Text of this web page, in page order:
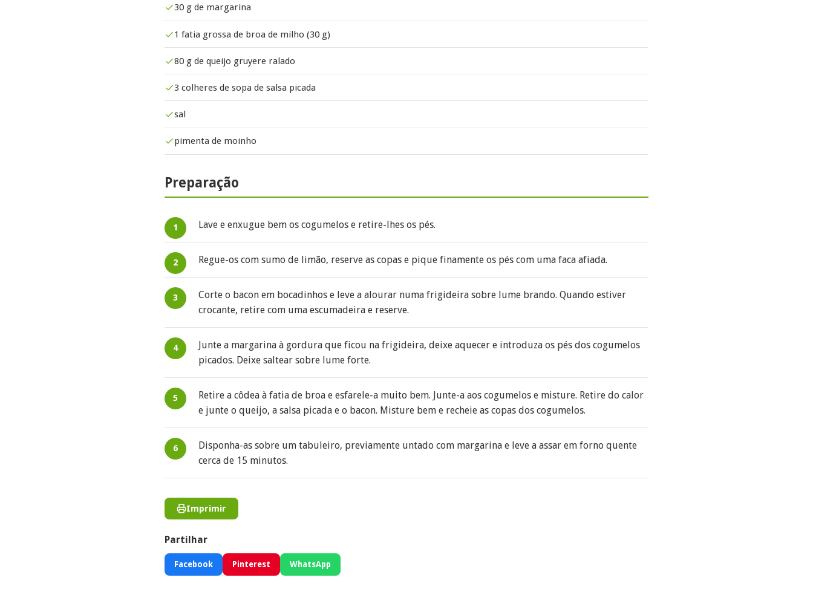
30 g de margarina
1 fatia grossa de broa de milho (30 g)
80 g de queijo gruyere ralado
3 colheres de sopa de salsa picada
sal
pimenta de moinho
Preparação
Lave e enxugue bem os cogumelos e retire-lhes os pés.
Regue-os com sumo de limão, reserve as copas e pique finamente os pés com uma faca afiada.
Corte o bacon em bocadinhos e leve a alourar numa frigideira sobre lume brando. Quando estiver
crocante, retire com uma escumadeira e reserve.
Junte a margarina à gordura que ficou na frigideira, deixe aquecer e introduza os pés dos cogumelos
picados. Deixe saltear sobre lume forte.
Retire a côdea à fatia de broa e esfarele-a muito bem. Junte-a aos cogumelos e misture. Retire do calor
e junte o queijo, a salsa picada e o bacon. Misture bem e recheie as copas dos cogumelos.
Disponha-as sobre um tabuleiro, previamente untado com margarina e leve a assar em forno quente
cerca de 15 minutos.
Imprimir
Partilhar
Facebook Pinterest WhatsApp